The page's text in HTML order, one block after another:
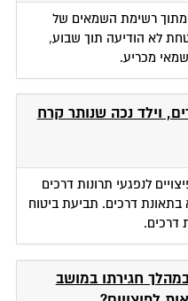
רשימת השמאים של
לא הודיעה תוך שבוע,
מכריע.
וילד נכה שנותר קרח
לנפגעי תרונות דרכים
בתאונת דרכים. תביעת ביטוח
דרכים.
חגירתו במושב